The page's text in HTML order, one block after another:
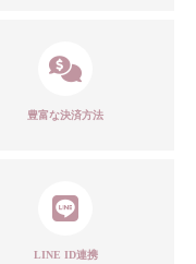
豊富な決済方法
LINE ID連携